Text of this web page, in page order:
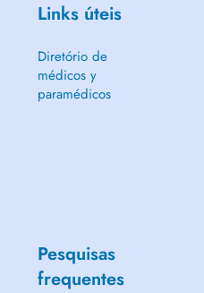
Links úteis
Diretório de
médicos y
paramédicos
Pesquisas
frequentes